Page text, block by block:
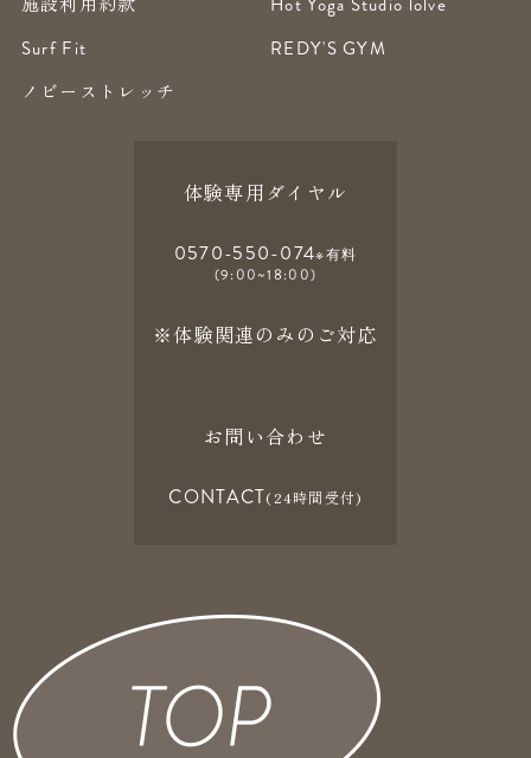
Surf Fit
REDY'S GYM
ノビーストレッチ
体験専用ダイヤル
0570-550-074※有料
(9:00~18:00)
※体験関連のみのご対応
お問い合わせ
CONTACT(24時間受付)